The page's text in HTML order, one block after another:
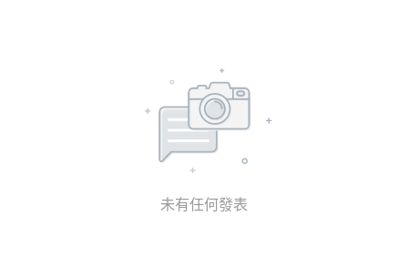
未有任何發表